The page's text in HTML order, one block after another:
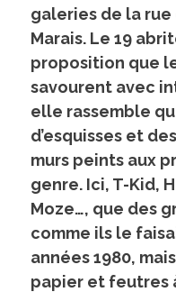
galeries de la
Marais. Le 19
proposition que
savourent avec
elle rassemble
d’esquisses et
murs peints aux
genre. Ici, T-Kid,
Moze…, que des
comme ils le
années 1980,
papier et feutres